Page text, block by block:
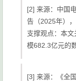
[2] 来源：中国
告（2025年）
支撑观点：本
模682.3亿元的
[3] 来源：《全